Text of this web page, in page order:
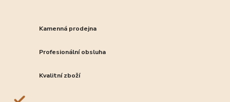
Kamenná prodejna
Profesionální obsluha
Kvalitní zboží